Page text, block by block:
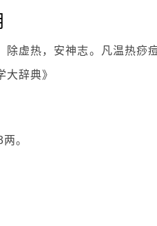
除虚热，安神志。凡温热痧
大辞典》
。